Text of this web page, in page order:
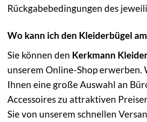
Rückgabebedingungen des
Wo kann ich den Kleiderbügel
Sie können den Kerkmann
unserem Online-Shop erwerben.
Ihnen eine große Auswahl an
Accessoires zu attraktiven
Sie von unserem schnellen